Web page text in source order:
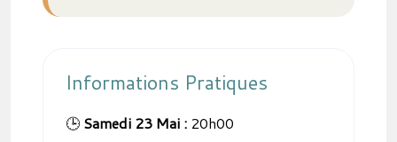
Informations Pratiques
🕒 Samedi 23 Mai : 20h00